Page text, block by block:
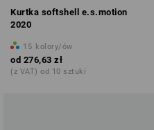
Kurtka softshell e.s.motion
2020
15 kolory/ów
od 276,63 zł
(z VAT) od 10 sztuki